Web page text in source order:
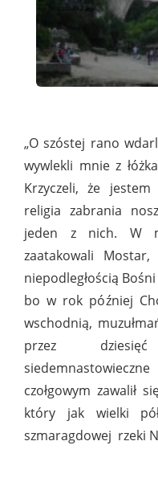
„O szóstej rano
wywlekli mnie z
Krzyczeli, że
religia zabrania
jeden z nich. W
zaatakowali
niepodległością
bo w rok później
wschodnią,
przez
czołgowym zawalił
który jak wielki
szmaragdowej rzeki